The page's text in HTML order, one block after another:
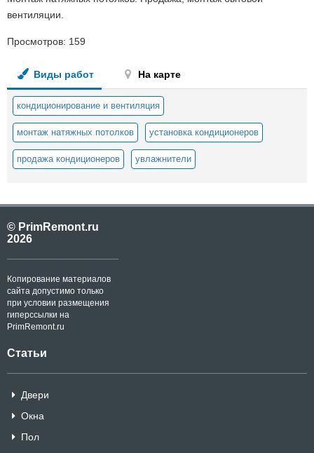
вентиляции.
Просмотров: 159
Виды работ На карте
кондиционирование и вентиляция
монтаж натяжных потолков установка кондиционеров
продажа кондиционеров увлажнители
© PrimRemont.ru
2026
Копирование материалов
сайта допустимо только
при условии размещения
гиперссылки на
PrimRemont.ru
Статьи
Двери
Окна
Пол